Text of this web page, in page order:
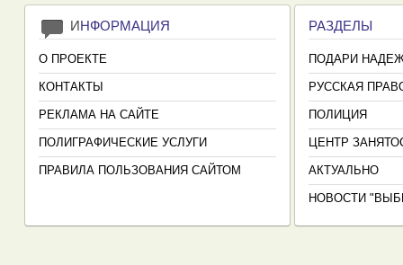
ИНФОРМАЦИЯ
О ПРОЕКТЕ
КОНТАКТЫ
РЕКЛАМА НА САЙТЕ
ПОЛИГРАФИЧЕСКИЕ УСЛУГИ
ПРАВИЛА ПОЛЬЗОВАНИЯ САЙТОМ
РАЗДЕЛЫ
ПОДАРИ
РУССКАЯ
ПОЛИЦИЯ
ЦЕНТР
АКТУАЛЬНО
НОВОСТИ